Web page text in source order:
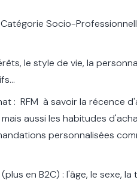
Socio-
le style de vie, la
: RFM à savoir la récence
aussi les habitudes
personnalisées
en B2C) : l'âge, le sexe, la